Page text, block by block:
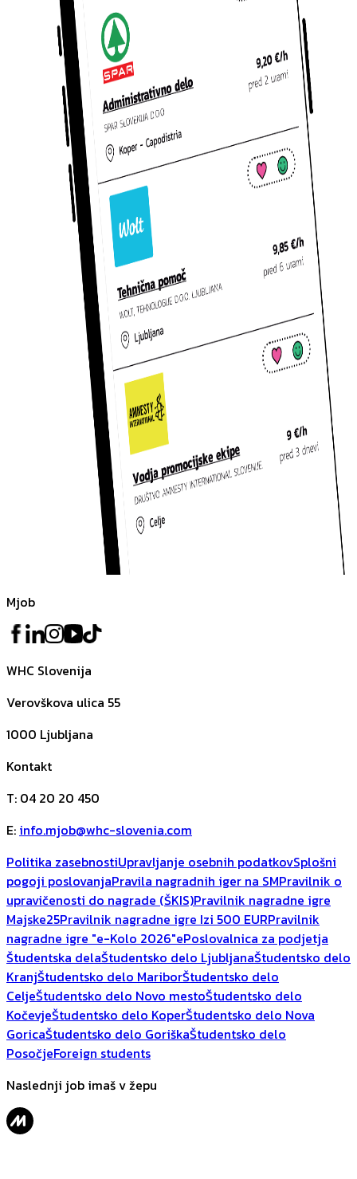
Mjob
WHC Slovenija
Verovškova ulica 55
1000 Ljubljana
Kontakt
T: 04 20 20 450
E: info.mjob@whc-slovenia.com
Politika zasebnostiUpravljanje osebnih podatkovSplošni
pogoji poslovanjaPravila nagradnih iger na SMPravilnik o
upravičenosti do nagrade (ŠKIS)Pravilnik nagradne igre
Majske25Pravilnik nagradne igre Izi 500 EURPravilnik
nagradne igre "e-Kolo 2026"ePoslovalnica za podjetja
Študentska delaŠtudentsko delo LjubljanaŠtudentsko delo
KranjŠtudentsko delo MariborŠtudentsko delo
CeljeŠtudentsko delo Novo mestoŠtudentsko delo
KočevjeŠtudentsko delo KoperŠtudentsko delo Nova
GoricaŠtudentsko delo GoriškaŠtudentsko delo
PosočjeForeign students
Naslednji job imaš v žepu